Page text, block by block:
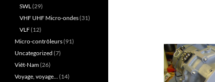
SWL(29)
VHF UHF Micro-ondes(31)
VLF(12)
Micro-contrôleurs(91)
Uncategorized (7)
Viêt-Nam(26)
Voyage, voyage…(14)